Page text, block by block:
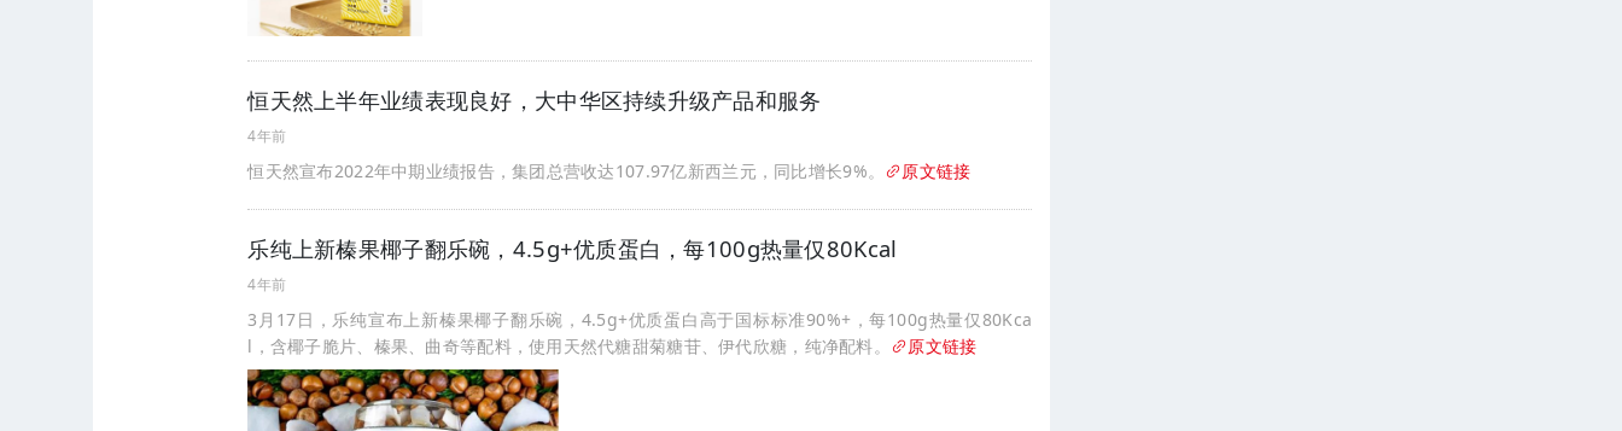
恒天然上半年业绩表现良好，大中华区持续升级产品和服务
4年前
恒天然宣布2022年中期业绩报告，集团总营收达107.97亿新西兰元，同比增长9%。 原文链接
乐纯上新榛果椰子翻乐碗，4.5g+优质蛋白，每100g热量仅80Kcal
4年前
3月17日，乐纯宣布上新榛果椰子翻乐碗，4.5g+优质蛋白高于国标标准90%+，每100g热量仅80Kca
l，含椰子脆片、榛果、曲奇等配料，使用天然代糖甜菊糖苷、伊代欣糖，纯净配料。
原文链接